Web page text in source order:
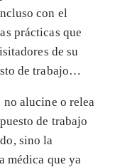
con el
prácticas que
de su
de trabajo…
alucine o relea
de trabajo
sino la
médica que ya